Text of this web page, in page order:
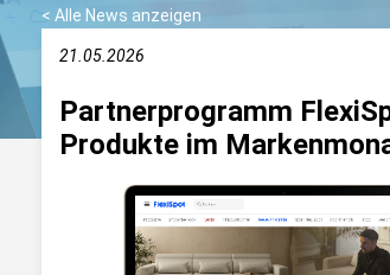
< Alle News anzeigen
21.05.2026
Partnerprogramm
Produkte im